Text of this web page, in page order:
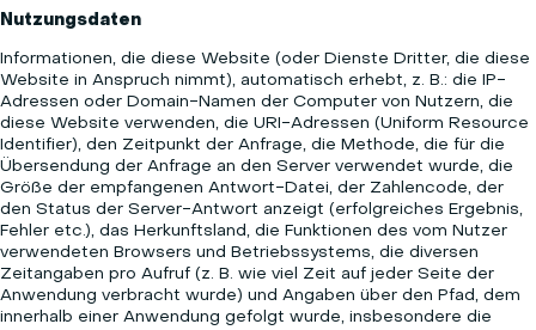
Nutzungsdaten
Informationen, die diese Website (oder Dienste Dritter, die diese
Website in Anspruch nimmt), automatisch erhebt, z. B.: die IP-
Adressen oder Domain-Namen der Computer von Nutzern, die
diese Website verwenden, die URI-Adressen (Uniform Resource
Identifier), den Zeitpunkt der Anfrage, die Methode, die für die
Übersendung der Anfrage an den Server verwendet wurde, die
Größe der empfangenen Antwort-Datei, der Zahlencode, der
den Status der Server-Antwort anzeigt (erfolgreiches Ergebnis,
Fehler etc.), das Herkunftsland, die Funktionen des vom Nutzer
verwendeten Browsers und Betriebssystems, die diversen
Zeitangaben pro Aufruf (z. B. wie viel Zeit auf jeder Seite der
Anwendung verbracht wurde) und Angaben über den Pfad, dem
innerhalb einer Anwendung gefolgt wurde, insbesondere die